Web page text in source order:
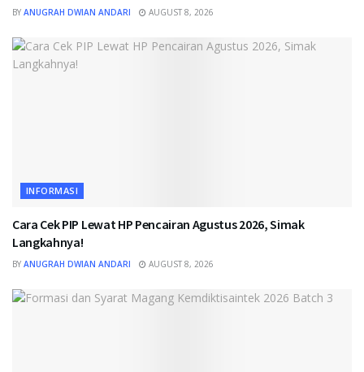
BY ANUGRAH DWIAN ANDARI AUGUST 8, 2026
INFORMASI
Cara Cek PIP Lewat HP Pencairan Agustus 2026, Simak
Langkahnya!
BY ANUGRAH DWIAN ANDARI AUGUST 8, 2026